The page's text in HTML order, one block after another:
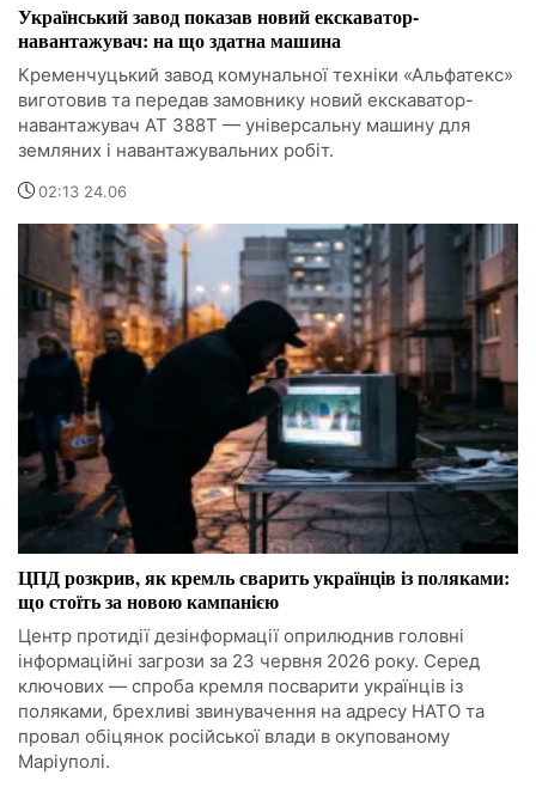
Український завод показав новий екскаватор-
навантажувач: на що здатна машина
Кременчуцький завод комунальної техніки «Альфатекс»
виготовив та передав замовнику новий екскаватор-
навантажувач АТ 388Т — універсальну машину для
земляних і навантажувальних робіт.
02:13 24.06
ЦПД розкрив, як кремль сварить українців із поляками:
що стоїть за новою кампанією
Центр протидії дезінформації оприлюднив головні
інформаційні загрози за 23 червня 2026 року. Серед
ключових — спроба кремля посварити українців із
поляками, брехливі звинувачення на адресу НАТО та
провал обіцянок російської влади в окупованому
Маріуполі.